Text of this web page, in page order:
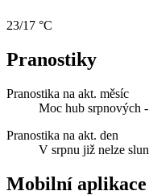
23/17 °C
Pranostiky
Pranostika na akt. měsíc
Moc hub srpnových
Pranostika na akt. den
V srpnu již nelze
Mobilní aplikace